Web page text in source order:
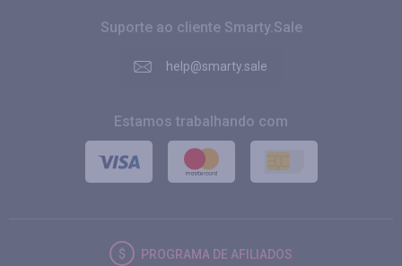
Suporte ao cliente Smarty.Sale
help@smarty.sale
Estamos trabalhando com
PROGRAMA DE AFILIADOS